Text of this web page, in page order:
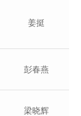
姜挺
彭春燕
梁晓辉